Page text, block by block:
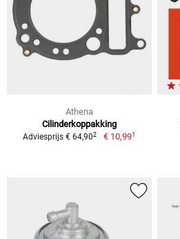
Athena
Cilinderkoppakking
Adviesprijs € 64,902 € 10,991